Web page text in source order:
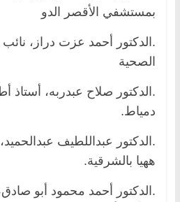
بمستشفي الأقصر الدو
.الدكتور أحمد عزت دراز، نائب
الصحية
.الدكتور صلاح عبدربه، أستاذ
دمياط.
.الدكتور عبداللطيف
ههيا بالشرقية.
.الدكتور أحمد محمود أبو